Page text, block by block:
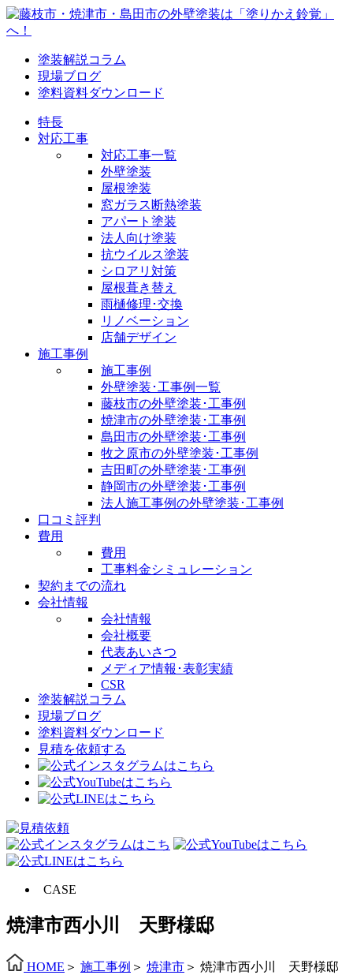
塗装解説コラム
現場ブログ
塗料資料ダウンロード
特長
対応工事
対応工事一覧
外壁塗装
屋根塗装
窓ガラス断熱塗装
アパート塗装
法人向け塗装
抗ウイルス塗装
シロアリ対策
屋根葺き替え
雨樋修理･交換
リノベーション
店舗デザイン
施工事例
施工事例
外壁塗装･工事例一覧
藤枝市の外壁塗装･工事例
焼津市の外壁塗装･工事例
島田市の外壁塗装･工事例
牧之原市の外壁塗装･工事例
吉田町の外壁塗装･工事例
静岡市の外壁塗装･工事例
法人施工事例の外壁塗装･工事例
口コミ評判
費用
費用
工事料金シミュレーション
契約までの流れ
会社情報
会社情報
会社概要
代表あいさつ
メディア情報･表彰実績
CSR
塗装解説コラム
現場ブログ
塗料資料ダウンロード
見積を依頼する
CASE
焼津市西小川 天野様邸
HOME ＞ 施工事例 ＞ 焼津市 ＞ 焼津市西小川 天野様邸